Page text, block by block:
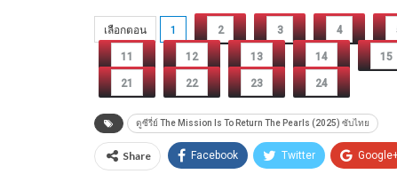
เลือกตอน 1 2 3 4
11 12 13 14 15
21 22 23 24
ดูซีรี่ย์ The Mission Is To Return The Pearls (2025) ซับไทย
Share Facebook Twitter